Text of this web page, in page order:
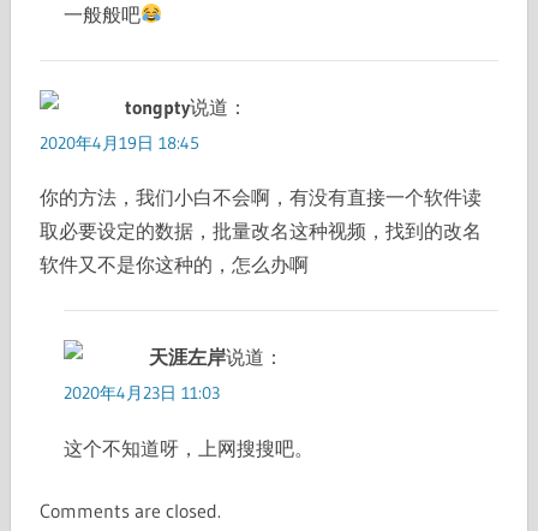
一般般吧
tongpty说道：
2020年4月19日 18:45
你的方法，我们小白不会啊，有没有直接一个软件读
取必要设定的数据，批量改名这种视频，找到的改名
软件又不是你这种的，怎么办啊
天涯左岸说道：
2020年4月23日 11:03
这个不知道呀，上网搜搜吧。
Comments are closed.